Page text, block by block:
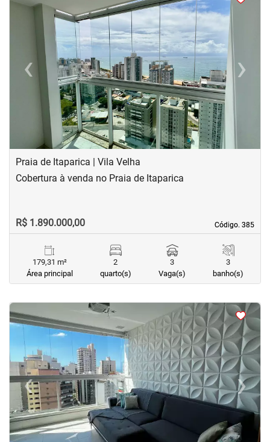
‹Previous ›Next
Praia de Itaparica | Vila Velha
Código. 385
Código. 385
Cobertura à venda no Praia de Itaparica
R$ 1.890.000,00
179,31 m²
Área principal
2
quarto(s)
3
Vaga(s)
3
banho(s)
<<
‹Previous ›Next